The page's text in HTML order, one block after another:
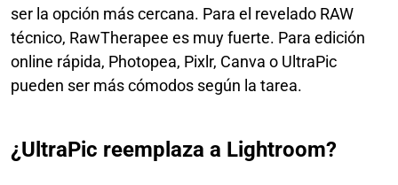
ser la opción más cercana. Para el revelado RAW
técnico, RawTherapee es muy fuerte. Para edición
online rápida, Photopea, Pixlr, Canva o UltraPic
pueden ser más cómodos según la tarea.
¿UltraPic reemplaza a Lightroom?